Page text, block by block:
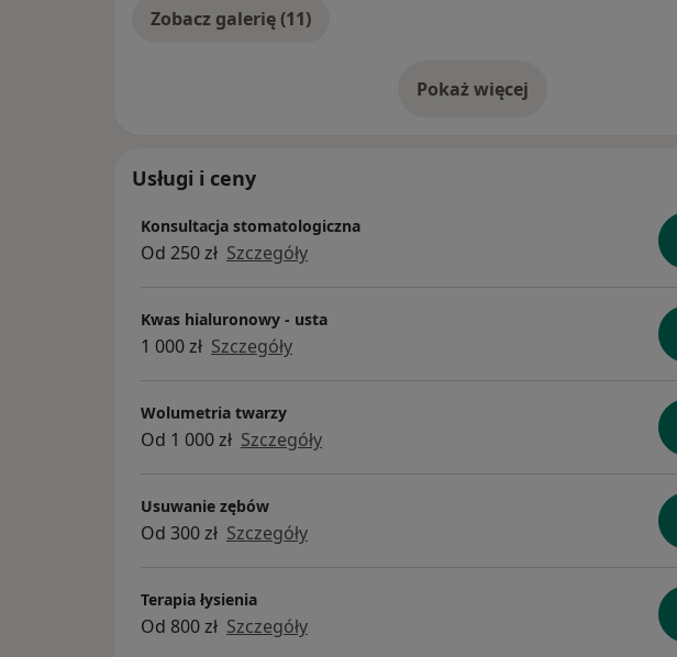
Zobacz galerię (11)
Pokaż więcejo doświadczeniu
Usługi i ceny
Konsultacja stomatologiczna
Od 250 zł Szczegóły
Kwas hialuronowy - usta
1 000 zł Szczegóły
Wolumetria twarzy
Od 1 000 zł Szczegóły
Usuwanie zębów
Od 300 zł Szczegóły
Terapia łysienia
Od 800 zł Szczegóły